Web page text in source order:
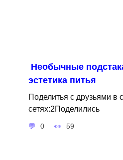
Необычные
эстетика питья
Поделитья с друзьями в
сетях:2Поделились
0 59